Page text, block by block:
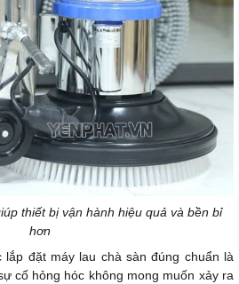
thiết bị vận hành hiệu quả và bền bỉ
hơn
đặt máy lau chà sàn đúng chuẩn là
cố hỏng hóc không mong muốn xảy ra